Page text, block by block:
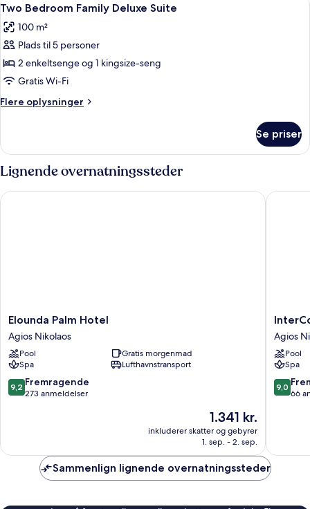
Garden
view
Suite
Sea
or
view
alle
billeder
af
Two
Bedroom
Family
Deluxe
7
Two Bedroom Family Deluxe Suite
100 m²
Plads til 5 personer
2 enkeltsenge og 1 kingsize-seng
Gratis Wi-Fi
Flere oplysninger
Flere
Bedroom
Deluxe
Se priser
Lignende overnatningssteder
Elounda
Palm
Hotel
Agios
Nikolaos
Elounda Palm Hotel
Agios Nikolaos
Pool
Gratis morgenmad
Spa
Lufthavnstransport
9.2
ud
anmeldelser
9,2 Fremragende
273 anmeldelser
Prisen
er
1.341 kr.
1.341 kr.
inkluderer skatter og gebyrer
1. sep. - 2. sep.
Elounda Palm Hotel
Crete
by
IHG
Agios
Nikolaos
Agios
Pool
Spa
9.0
ud
9,0
66
Sammenlign lignende overnatningssteder